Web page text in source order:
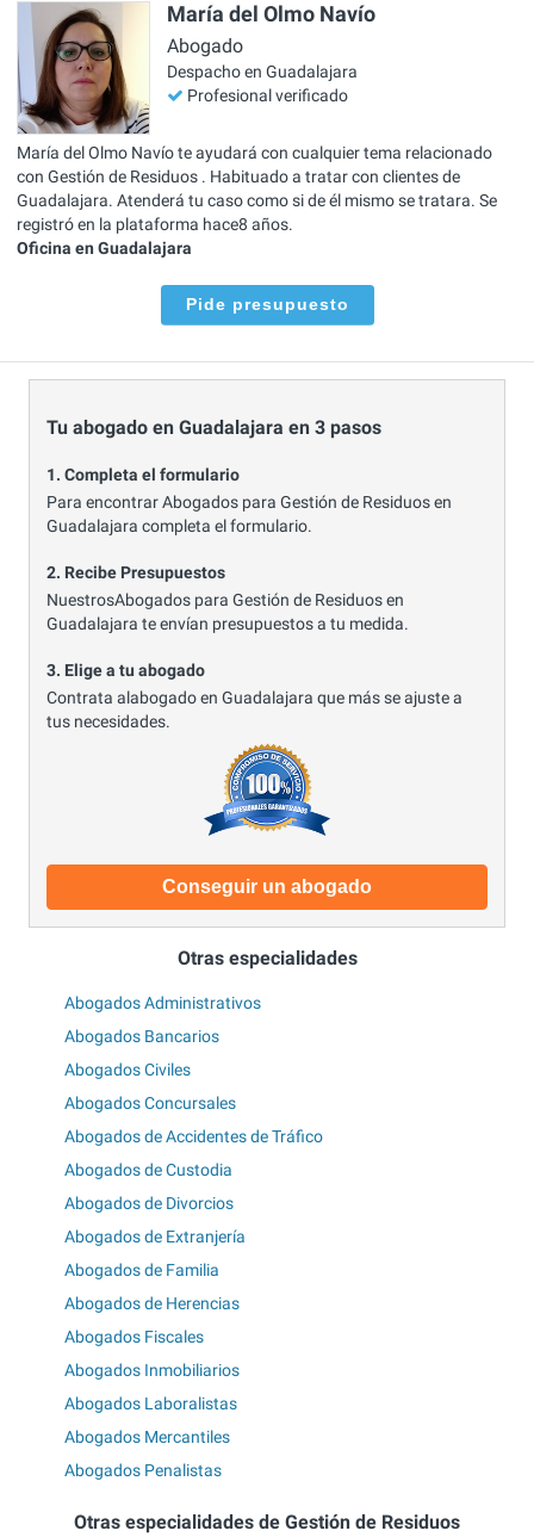
María del Olmo Navío
Abogado
Despacho en Guadalajara
Profesional verificado
María del Olmo Navío te ayudará con cualquier tema relacionado
con Gestión de Residuos . Habituado a tratar con clientes de
Guadalajara. Atenderá tu caso como si de él mismo se tratara. Se
registró en la plataforma hace8 años.
Oficina en Guadalajara
Pide presupuesto
Tu abogado en Guadalajara en 3 pasos
1. Completa el formulario
Para encontrar Abogados para Gestión de Residuos en
Guadalajara completa el formulario.
2. Recibe Presupuestos
NuestrosAbogados para Gestión de Residuos en
Guadalajara te envían presupuestos a tu medida.
3. Elige a tu abogado
Contrata alabogado en Guadalajara que más se ajuste a
tus necesidades.
Conseguir un abogado
Otras especialidades
Abogados Administrativos
Abogados Bancarios
Abogados Civiles
Abogados Concursales
Abogados de Accidentes de Tráfico
Abogados de Custodia
Abogados de Divorcios
Abogados de Extranjería
Abogados de Familia
Abogados de Herencias
Abogados Fiscales
Abogados Inmobiliarios
Abogados Laboralistas
Abogados Mercantiles
Abogados Penalistas
Otras especialidades de Gestión de Residuos